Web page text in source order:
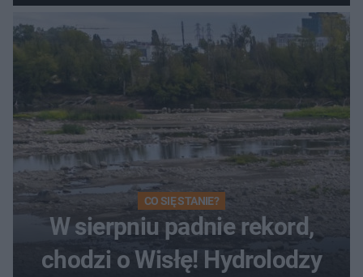
Toruniu
CO SIĘ STANIE?
W sierpniu padnie rekord,
chodzi o Wisłę! Hydrolodzy